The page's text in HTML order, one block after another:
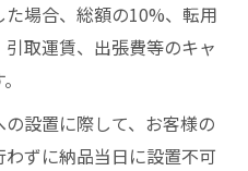
場合、総額の10%、転用
取運賃、出張費等のキャ
設置に際して、お客様の
ずに納品当日に設置不可